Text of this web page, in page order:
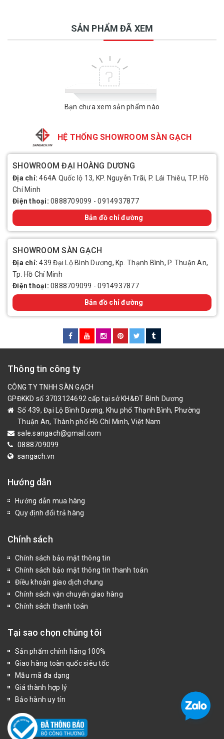
SẢN PHẨM ĐÃ XEM
Bạn chưa xem sản phẩm nào
HỆ THỐNG SHOWROOM SÀN GẠCH
SHOWROOM ĐẠI HOÀNG DƯƠNG
Địa chỉ:464A Quốc lộ 13, KP. Nguyễn Trãi, P. Lái Thiêu, TP. Hồ
Chí Minh
Điện thoại: 0888709099 -0914937877
Bản đồ chỉ đường
SHOWROOM SÀN GẠCH
Địa chỉ:439 Đại Lộ Bình Dương, Kp. Thạnh Bình, P. Thuận An,
Tp. Hồ Chí Minh
Điện thoại: 0888709099 -0914937877
Bản đồ chỉ đường
Thông tin công ty
CÔNG TY TNHH SÀN GẠCH
GPĐKKD số 3703124692 cấp tại sở KH&ĐT Bình Dương
Số 439, Đại Lộ Bình Dương, Khu phố Thạnh Bình, Phường
Thuận An, Thành phố Hồ Chí Minh, Việt Nam
sale.sangach@gmail.com
0888709099
sangach.vn
Hướng dẫn
Hướng dẫn mua hàng
Quy định đổi trả hàng
Chính sách
Chính sách bảo mật thông tin
Chính sách bảo mật thông tin thanh toán
Điều khoản giao dịch chung
Chính sách vận chuyển giao hàng
Chính sách thanh toán
Tại sao chọn chúng tôi
Sản phẩm chính hãng 100%
Giao hàng toàn quốc siêu tốc
Mẫu mã đa dạng
Giá thành hợp lý
Bảo hành uy tín